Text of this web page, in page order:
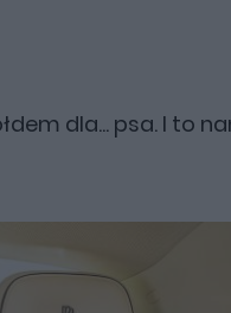
dla... psa. I to